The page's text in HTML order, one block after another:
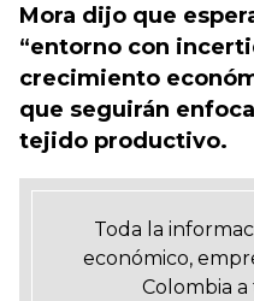
Mora dijo que
“entorno con
crecimiento
que seguirán
tejido productivo.
Toda la
económico,
Colombia